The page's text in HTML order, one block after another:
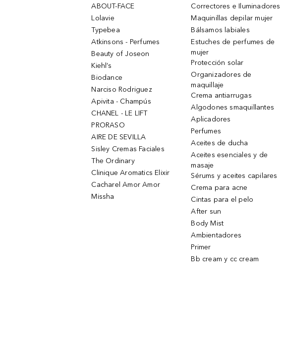
ABOUT-FACE
Lolavie
Typebea
Atkinsons - Perfumes
Beauty of Joseon
Kiehl’s
Biodance
Narciso Rodriguez
Apivita - Champús
CHANEL - LE LIFT
PRORASO
AIRE DE SEVILLA
Sisley Cremas Faciales
The Ordinary
Clinique Aromatics Elixir
Cacharel Amor Amor
Missha
Correctores e Iluminadores
Maquinillas depilar mujer
Bálsamos labiales
Estuches de perfumes de
mujer
Protección solar
Organizadores de
maquillaje
Crema antiarrugas
Algodones smaquillantes
Aplicadores
Perfumes
Aceites de ducha
Aceites esenciales y de
masaje
Sérums y aceites capilares
Crema para acne
Cintas para el pelo
After sun
Body Mist
Ambientadores
Primer
Bb cream y cc cream